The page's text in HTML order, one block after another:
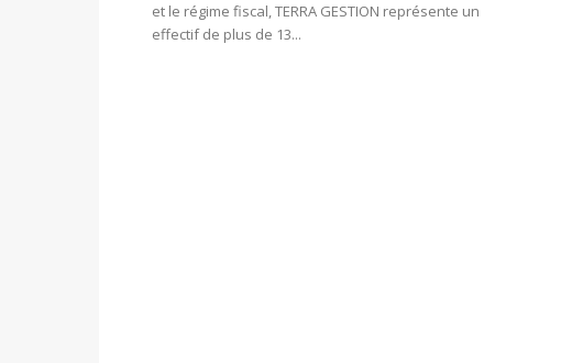
et le régime fiscal, TERRA GESTION représente un
effectif de plus de 13...